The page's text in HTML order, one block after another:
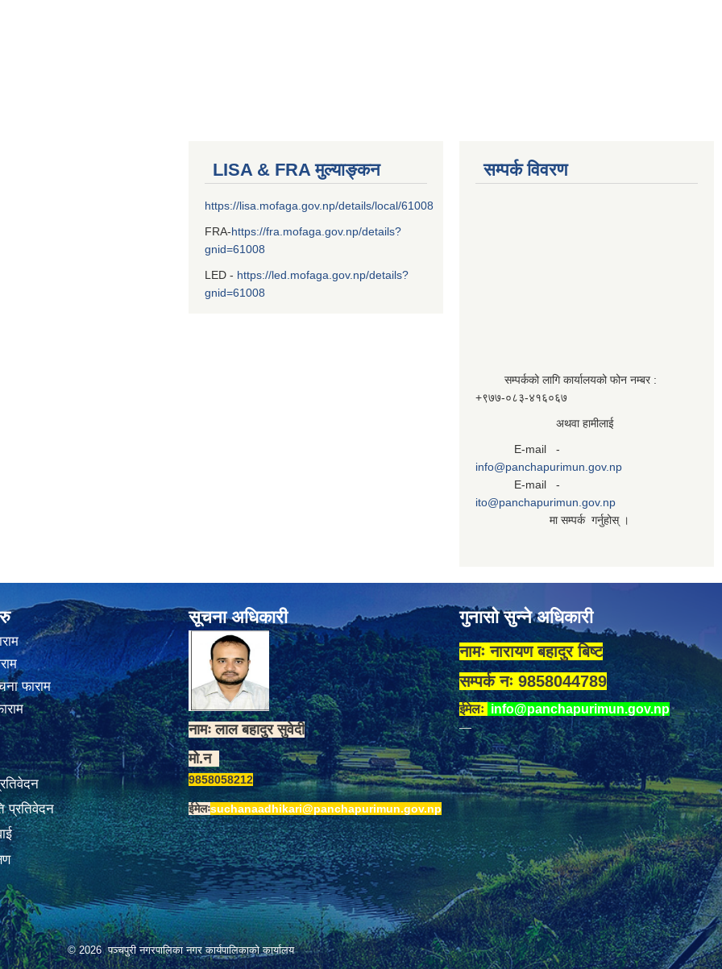
LISA & FRA मुल्याङ्कन
https://lisa.mofaga.gov.np/details/local/61008
FRA-https://fra.mofaga.gov.np/details?
gnid=61008
LED - https://led.mofaga.gov.np/details?
gnid=61008
सम्पर्क विवरण
सम्पर्कको लागि कार्यालयको फोन नम्बर :
+९७७-०८३‍-४१६०६७
अथवा हामीलाई
E-mail -
info@panchapurimun.gov.np
E-mail -
ito@panchapurimun.gov.np
मा सम्पर्क गर्नुहोस् ।
फाराम
प्रतिवेदन
सूचना अधिकारी
नामः लाल बहादुर सुवेदी
मो.न
9858058212
ईमेलःsuchanaadhikari@panchapurimun.gov.np
गुनासो सुन्ने अधिकारी
नामः नारायण बहादुर बिष्ट
सम्पर्क नः 9858044789
ईमेलः info@panchapurimun.gov.np
© 2026 पञ्चपुरी नगरपालिका नगर कार्यपालिकाको कार्यालय